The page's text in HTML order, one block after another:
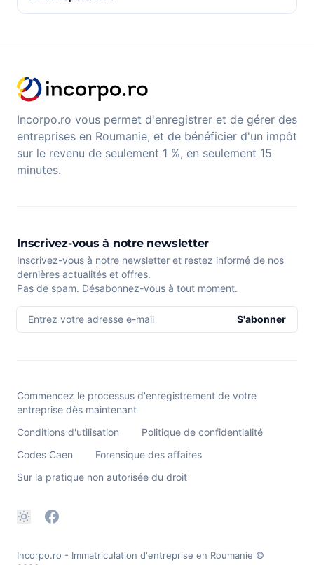
Incorpo.ro vous permet d'enregistrer et de gérer des
entreprises en Roumanie, et de bénéficier d'un impôt
sur le revenu de seulement 1 %, en seulement 15
minutes.
Inscrivez-vous à notre newsletter
Inscrivez-vous à notre newsletter et restez informé de nos
dernières actualités et offres.
Pas de spam. Désabonnez-vous à tout moment.
Entrez votre adresse e-mail S'abonner
Commencez le processus d'enregistrement de votre
entreprise dès maintenant
Conditions d'utilisation
Politique de confidentialité
Codes Caen
Forensique des affaires
Sur la pratique non autorisée du droit
Incorpo.ro - Immatriculation d'entreprise en Roumanie ©